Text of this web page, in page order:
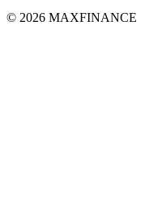
© 2026 MAXFINANCE